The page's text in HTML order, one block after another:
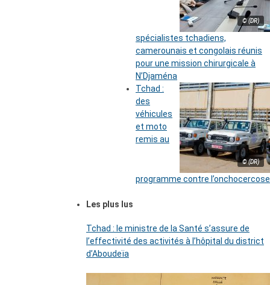
© (DR)
spécialistes tchadiens,
camerounais et congolais réunis
pour une mission chirurgicale à
N’Djaména
© (DR)
Tchad :
des
véhicules
et moto
remis au
programme contre l’onchocercose
Les plus lus
Tchad : le ministre de la Santé s’assure de
l’effectivité des activités à l’hôpital du district
d’Aboudeïa